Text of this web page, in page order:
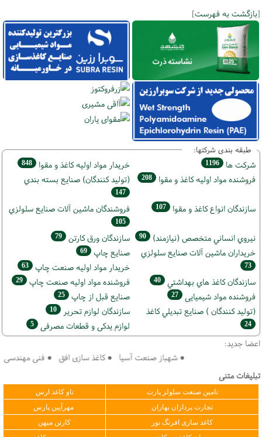
[بازگشت به فهرست]
طبقه بندی شرکتها:
شركت ها 1196 خريدار مواد اوليه كاغذ و مقوا 848
فروشنده مواد اوليه كاغذ و مقوا 208 (تولید كنندگان) صنايع بسته بندي
147
سازندگان انواع کاغذ و مقوا 107 فروشندگان ماشين آلات صنايع سلولزي
105
نيروي انساني متخصص (نیازمند) 90 سازندگان ورق كارتن 79
خریداران ماشين آلات صنايع سلولزي
73
صنايع چاپ 69
خريدار مواد اوليه صنعت چاپ 63
سازندگان كاغذ هاي بهداشتي 40 فروشنده مواد اوليه صنعت چاپ 29
فروشنده مواد شیمیایی 27 صنايع قبل از چاپ 25
(تولید كنندگان ) صنايع تبديلي كاغذ
24
سازندگان لوازم تحریر 10
لوازم یدکی و قطعات مصرفی 5
اعضا جدید:
● شهباز صنعت آسیا ● کاغذ سازی افق ● فنی مهندسی
تبلیغات متنی
تامین صنعت سلولز پارت
تاو کاغذ ارس
تجارت پردازان بهاران
مهرآیین پارس
کاغذ سازی افرنگ نور
کارتن میهن